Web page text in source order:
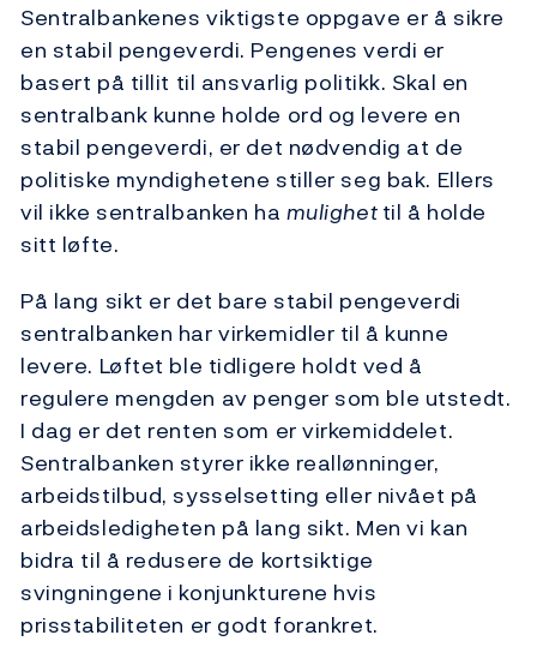
Sentralbankenes viktigste oppgave er å sikre
en stabil pengeverdi. Pengenes verdi er
basert på tillit til ansvarlig politikk. Skal en
sentralbank kunne holde ord og levere en
stabil pengeverdi, er det nødvendig at de
politiske myndighetene stiller seg bak. Ellers
vil ikke sentralbanken ha mulighettil å holde
sitt løfte.
På lang sikt er det bare stabil pengeverdi
sentralbanken har virkemidler til å kunne
levere. Løftet ble tidligere holdt ved å
regulere mengden av penger som ble utstedt.
I dag er det renten som er virkemiddelet.
Sentralbanken styrer ikke reallønninger,
arbeidstilbud, sysselsetting eller nivået på
arbeidsledigheten på lang sikt. Men vi kan
bidra til å redusere de kortsiktige
svingningene i konjunkturene hvis
prisstabiliteten er godt forankret.